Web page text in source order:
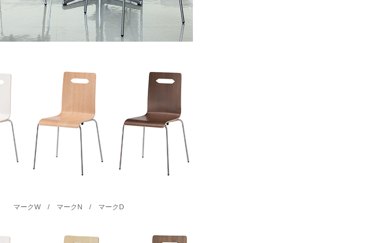
マークW / マークN / マークD